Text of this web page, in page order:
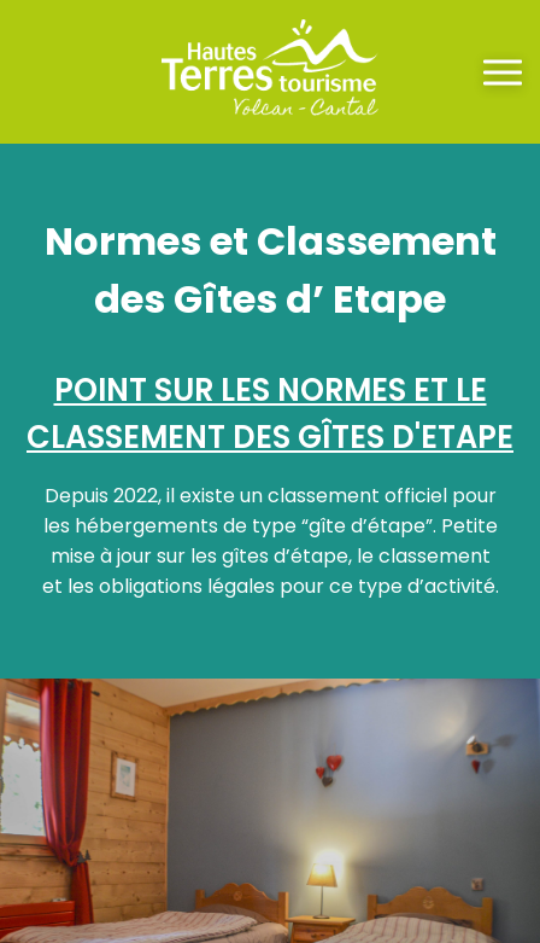
Normes et Classement
des Gîtes d’ Etape
POINT SUR LES NORMES ET LE
CLASSEMENT DES GÎTES D'ETAPE
Depuis 2022, il existe un classement officiel pour
les hébergements de type “gîte d’étape”. Petite
mise à jour sur les gîtes d’étape, le classement
et les obligations légales pour ce type d’activité.
Panneau de gestion des cookies